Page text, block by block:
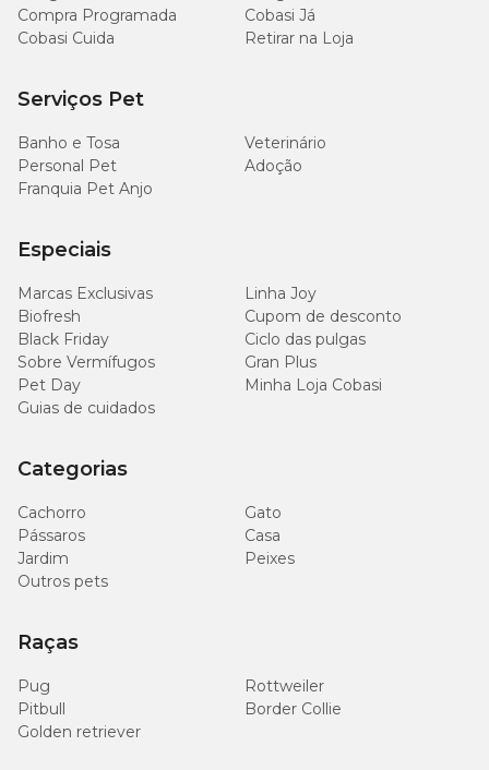
Compra Programada
Cobasi Já
Cobasi Cuida
Retirar na Loja
Serviços Pet
Banho e Tosa
Veterinário
Personal Pet
Adoção
Franquia Pet Anjo
Especiais
Marcas Exclusivas
Linha Joy
Biofresh
Cupom de desconto
Black Friday
Ciclo das pulgas
Sobre Vermífugos
Gran Plus
Pet Day
Minha Loja Cobasi
Guias de cuidados
Categorias
Cachorro
Gato
Pássaros
Casa
Jardim
Peixes
Outros pets
Raças
Pug
Rottweiler
Pitbull
Border Collie
Golden retriever